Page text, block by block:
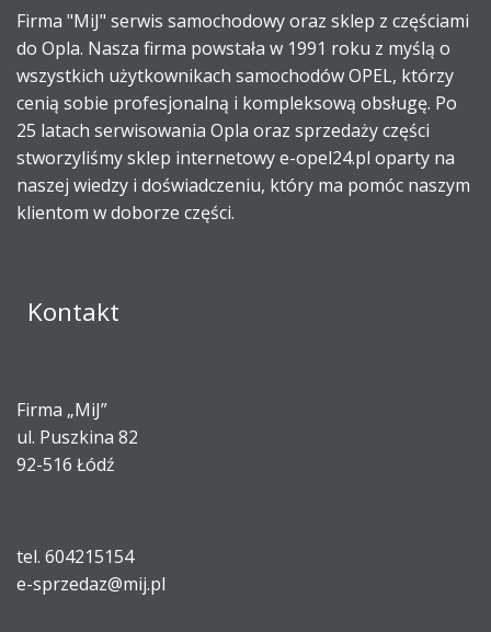
Firma "MiJ" serwis samochodowy oraz sklep z częściami
do Opla. Nasza firma powstała w 1991 roku z myślą o
wszystkich użytkownikach samochodów OPEL, którzy
cenią sobie profesjonalną i kompleksową obsługę. Po
25 latach serwisowania Opla oraz sprzedaży części
stworzyliśmy sklep internetowy e-opel24.pl oparty na
naszej wiedzy i doświadczeniu, który ma pomóc naszym
klientom w doborze części.
Kontakt
Firma „MiJ”
ul. Puszkina 82
92-516 Łódź
tel. 604215154
e-sprzedaz@mij.pl